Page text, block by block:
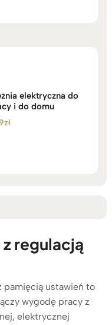
elektryczna do
i do domu
zł
regulacją
pamięcią ustawień to
wygodę pracy z
elektrycznej